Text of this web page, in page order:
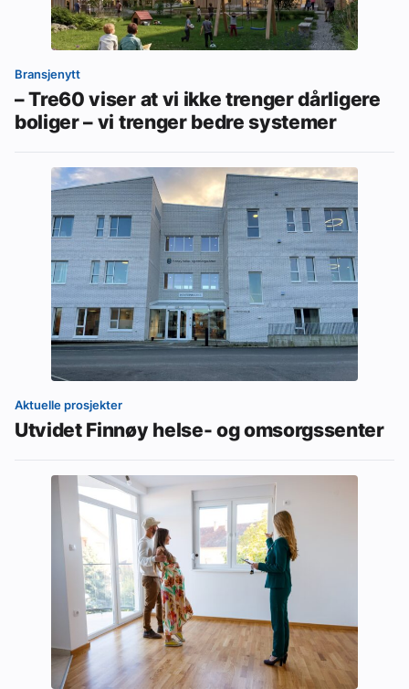
Bransjenytt
– Tre60 viser at vi ikke trenger dårligere
boliger – vi trenger bedre systemer
Aktuelle prosjekter
Utvidet Finnøy helse- og omsorgssenter